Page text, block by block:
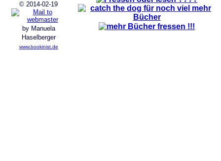
© 2014-02-19
by Manuela
Haselberger
www.bookinist.de